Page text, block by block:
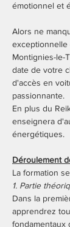
émotionnel et
Alors ne
exceptionnelle
Montignies-le-
date de votre
d'accès en
passionnante.
En plus du
enseignera
énergétiques.
Déroulement
La formation
1. Partie
Dans la
apprendrez
fondamentaux